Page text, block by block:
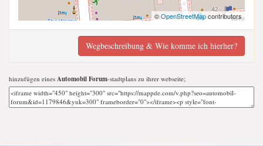
©OpenStreetMapcontributors
Wegbeschreibung & Wie komme ich hierher?
hinzufügen eines Automobil Forum-stadtplans zu ihrer webseite;